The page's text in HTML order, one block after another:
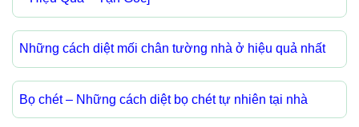
Những cách diệt mối chân tường nhà ở hiệu quả nhất
Bọ chét – Những cách diệt bọ chét tự nhiên tại nhà